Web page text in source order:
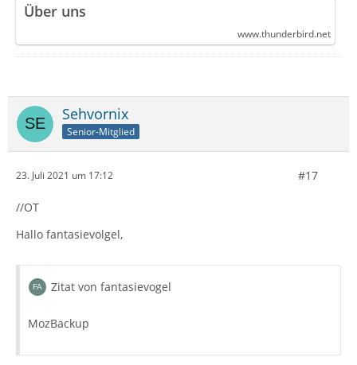
Über uns
www.thunderbird.net
Sehvornix
Senior-Mitglied
23. Juli 2021 um 17:12 #17
//OT
Hallo fantasievolgel,
Zitat von fantasievogel
MozBackup